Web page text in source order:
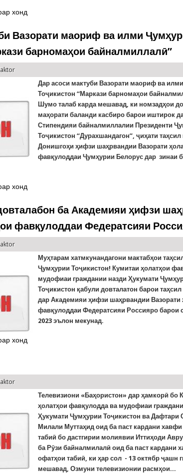
ҳолатҳои фавқулодда барои интихоби
хонд
Вазорати маориф ва илми
барномаҳои байналмиллалӣ”
Дар асоси мактуби Вазорати маориф ва
Тоҷикистон “Маркази барномаҳои
Шумо талаб карда мешавад, ки номзадҳои
маҳорати баланди касбиро барои иштирок
Стипендияи байналмиллалии Президенти
Тоҷикистон “Дурахшандагон”, ҷиҳати
Донишгоҳи ҳифзи шаҳрвандии Вазорати
фавқулоддаи Ҷумҳурии Белорус дар зинаи
мактуби Вазорати маориф ва илми Ҷумҳурии
хонд
ба Академияи ҳифзи
фавқулоддаи Федератсияи
Муҳтарам хатмкунандагони мактабҳои
Ҷумҳурии Тоҷикистон! Кумитаи ҳолатҳои
мудофиаи граждании назди Ҳукумати
Тоҷикистон қабули довталатон барои таҳсил
дарАкадемияи ҳифзи шаҳрвандии Вазорати
фавқулоддаи Федератсияи Россияро барои
2023 эълон мекунад.
довталабон ба Академияи ҳифзи шаҳрвандии
хонд
Телевизиони «Баҳористон» дар ҳамкорӣ бо
ҳолатҳои фавқулодда ва мудофиаи
Ҳукумати Ҷумҳурии Тоҷикистон ва Дафтари
Милали Муттаҳид оид ба паст кардани
табиӣ бо дастгирии молиявии Иттиҳоди
ба Рӯзи байналмилалӣ оид ба паст кардани
офатҳои табиӣ, ки ҳар сол - 13 октябр ҷашн
мешавад, Озмуни телевизионии расмҳои...